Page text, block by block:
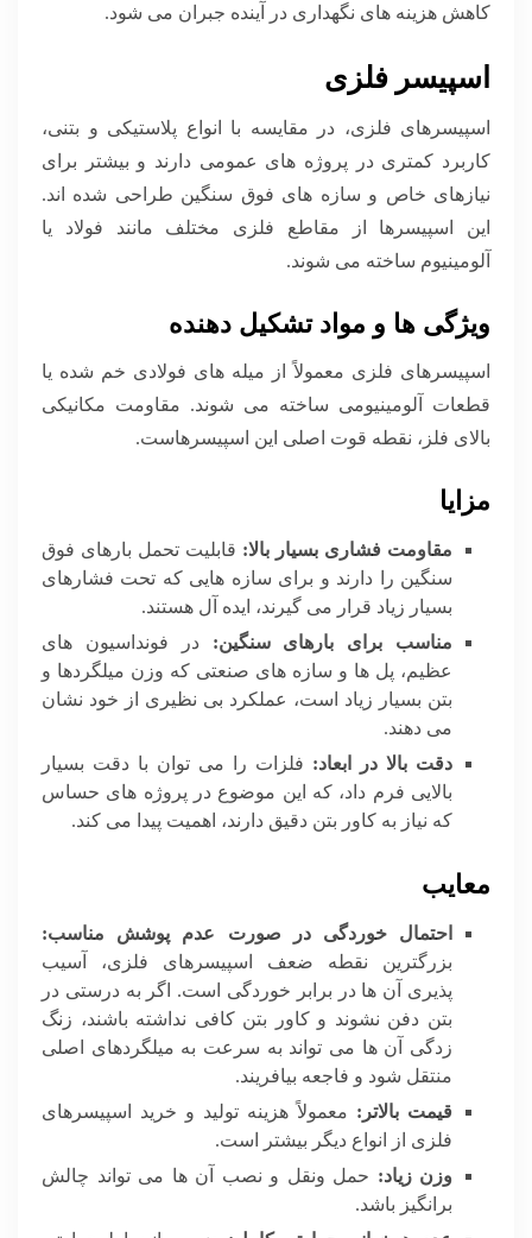
کاهش هزینه های نگهداری در آینده جبران می شود.
اسپیسر فلزی
اسپیسرهای فلزی، در مقایسه با انواع پلاستیکی و بتنی،
کاربرد کمتری در پروژه های عمومی دارند و بیشتر برای
نیازهای خاص و سازه های فوق سنگین طراحی شده اند.
این اسپیسرها از مقاطع فلزی مختلف مانند فولاد یا
آلومینیوم ساخته می شوند.
ویژگی ها و مواد تشکیل دهنده
اسپیسرهای فلزی معمولاً از میله های فولادی خم شده یا
قطعات آلومینیومی ساخته می شوند. مقاومت مکانیکی
بالای فلز، نقطه قوت اصلی این اسپیسرهاست.
مزایا
مقاومت فشاری بسیار بالا: قابلیت تحمل بارهای فوق
سنگین را دارند و برای سازه هایی که تحت فشارهای
بسیار زیاد قرار می گیرند، ایده آل هستند.
مناسب برای بارهای سنگین:در فونداسیون های
عظیم، پل ها و سازه های صنعتی که وزن میلگردها و
بتن بسیار زیاد است، عملکرد بی نظیری از خود نشان
می دهند.
دقت بالا در ابعاد: فلزات را می توان با دقت بسیار
بالایی فرم داد، که این موضوع در پروژه های حساس
که نیاز به کاور بتن دقیق دارند، اهمیت پیدا می کند.
معایب
احتمال خوردگی در صورت عدم پوشش مناسب:
بزرگترین نقطه ضعف اسپیسرهای فلزی، آسیب
پذیری آن ها در برابر خوردگی است. اگر به درستی در
بتن دفن نشوند و کاور بتن کافی نداشته باشند، زنگ
زدگی آن ها می تواند به سرعت به میلگردهای اصلی
منتقل شود و فاجعه بیافریند.
قیمت بالاتر: معمولاً هزینه تولید و خرید اسپیسرهای
فلزی از انواع دیگر بیشتر است.
وزن زیاد: حمل ونقل و نصب آن ها می تواند چالش
برانگیز باشد.